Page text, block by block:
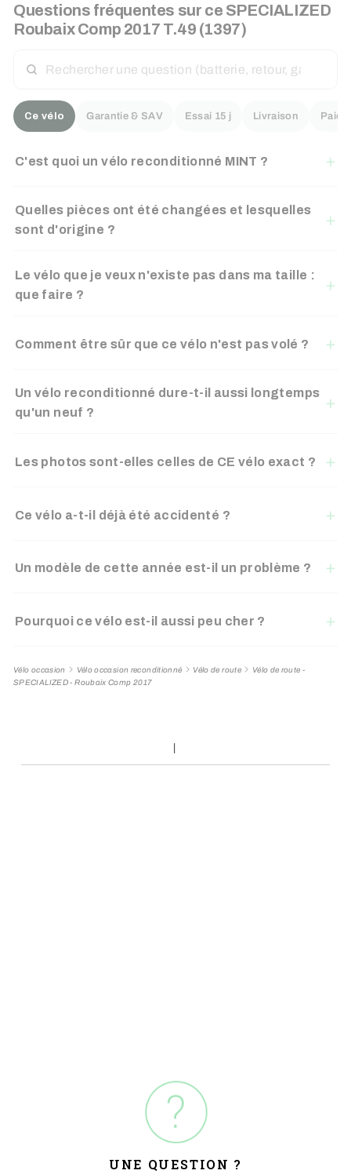
Questions fréquentes sur ce SPECIALIZED
Roubaix Comp 2017 T.49 (1397)
UNE
Ce vélo Garantie & SAV Essai 15 j Livraison
C'est quoi un vélo reconditionné MINT ?
Quelles pièces ont été changées et lesquelles
sont d'origine ?
Le vélo que je veux n'existe pas dans ma taille :
que faire ?
Comment être sûr que ce vélo n'est pas volé ?
Un vélo reconditionné dure-t-il aussi longtemps
qu'un neuf ?
Les photos sont-elles celles de CE vélo exact ?
Ce vélo a-t-il déjà été accidenté ?
Un modèle de cette année est-il un problème ?
Pourquoi ce vélo est-il aussi peu cher ?
Vélo occasion Vélo occasion reconditionné Vélo de route
Vélo de route -
SPECIALIZED - Roubaix Comp 2017
UNE QUESTION ?